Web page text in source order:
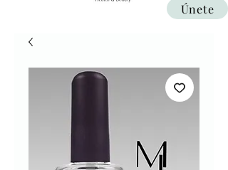
Únete